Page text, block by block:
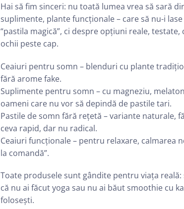
Hai să fim sinceri: nu toată lumea vrea să sară
suplimente, plante funcționale – care să nu-i
“pastila magică”, ci despre opțiuni reale,
ochii peste cap.
Ceaiuri pentru somn – blenduri cu plante
fără arome fake.
Suplimente pentru somn – cu magneziu,
oameni care nu vor să depindă de pastile tari.
Pastile de somn fără rețetă – variante naturale,
ceva rapid, dar nu radical.
Ceaiuri funcționale – pentru relaxare,
la comandă”.
Toate produsele sunt gândite pentru viața
că nu ai făcut yoga sau nu ai băut smoothie cu
folosești.